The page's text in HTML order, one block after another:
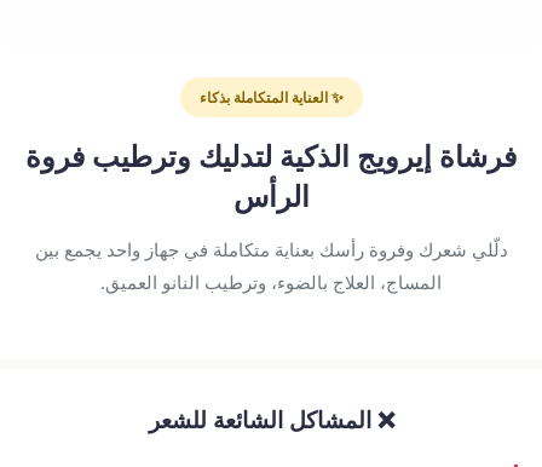
✨ العناية المتكاملة بذكاء
فرشاة إيرويج الذكية لتدليك وترطيب فروة
الرأس
دلّلي شعرك وفروة رأسك بعناية متكاملة في جهاز واحد يجمع بين
المساج، العلاج بالضوء، وترطيب النانو العميق.
❌ المشاكل الشائعة للشعر